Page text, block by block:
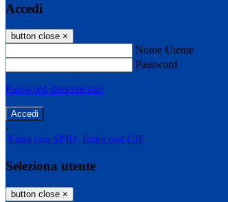
Accedi
button close ×
Nome Utente
Password
Password dimenticata?
-
Entra con SPID Entra con CIE
Seleziona utente
button close ×